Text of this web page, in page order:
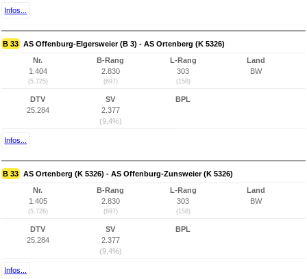
Infos...
B 33 AS Offenburg-Elgersweier (B 3) - AS Ortenberg (K 5326)
Nr.
1.404
(5.725)
B-Rang
2.830
(697)
L-Rang
303
(158)
Land
BW
DTV
25.284
SV
2.377
(9,4%)
BPL
Infos...
B 33 AS Ortenberg (K 5326) - AS Offenburg-Zunsweier (K 5326)
Nr.
1.405
(5.726)
B-Rang
2.830
(697)
L-Rang
303
(158)
Land
BW
DTV
25.284
SV
2.377
(9,4%)
BPL
Infos...